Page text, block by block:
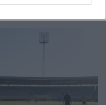
vince 2-1 sulla Juventus